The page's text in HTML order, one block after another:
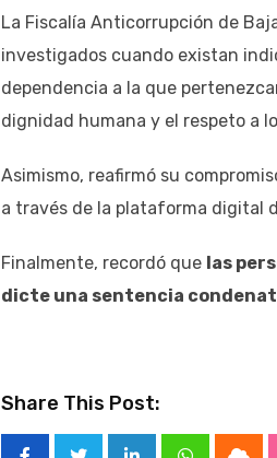
La Fiscalía Anticorrupción de
investigados cuando existan
dependencia a la que
dignidad humana y el respeto a
Asimismo, reafirmó su
a través de la plataforma digital
Finalmente, recordó que las
dicte una sentencia
Share This Post: